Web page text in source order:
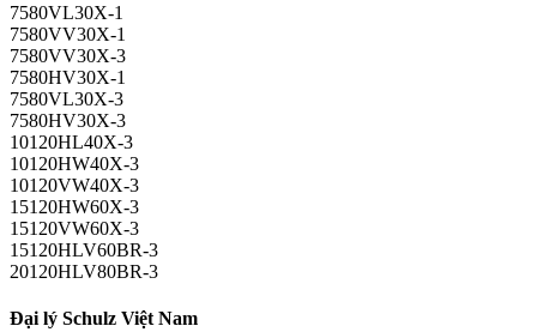
7580VL30X-1
7580VV30X-1
7580VV30X-3
7580HV30X-1
7580VL30X-3
7580HV30X-3
10120HL40X-3
10120HW40X-3
10120VW40X-3
15120HW60X-3
15120VW60X-3
15120HLV60BR-3
20120HLV80BR-3
Đại lý Schulz Việt Nam